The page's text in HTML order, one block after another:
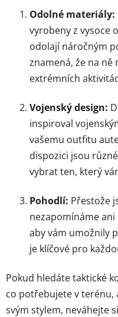
Odolné materiály:
vyrobeny z vysoce
odolají náročným
znamená, že na
extrémních
Vojenský design:
inspiroval
vašemu outfitu
dispozici jsou
vybrat ten, který
Pohodlí: Přestože
nezapomínáme ani
aby vám umožnily
je klíčové pro
Pokud hledáte taktické
co potřebujete v terénu,
svým stylem, neváhejte